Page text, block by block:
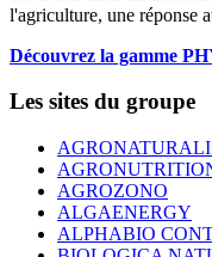
l'agriculture, une réponse
Découvrez la gamme
Les sites du groupe
AGROZONO
ALGAENERGY
ALPHABIO